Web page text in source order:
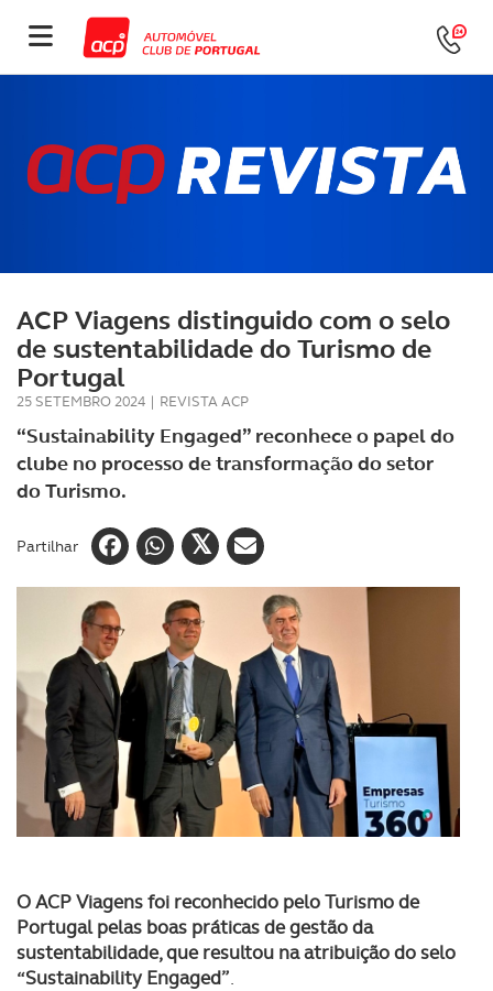
ACP Viagens distinguido com o selo
de sustentabilidade do Turismo de
Portugal
25 SETEMBRO 2024 | REVISTA ACP
“Sustainability Engaged” reconhece o papel do
clube no processo de transformação do setor
do Turismo.
Partilhar
O ACP Viagens foi reconhecido pelo Turismo de
Portugal pelas boas práticas de gestão da
sustentabilidade, que resultou na atribuição do selo
“Sustainability Engaged”.